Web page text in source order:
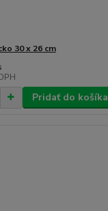
30 x 26 cm
Pridať do košíka